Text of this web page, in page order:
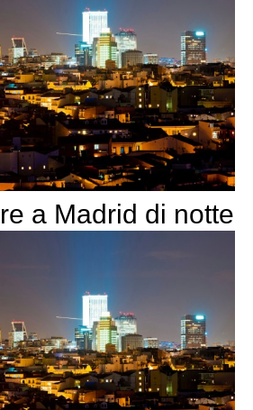
a Madrid di notte